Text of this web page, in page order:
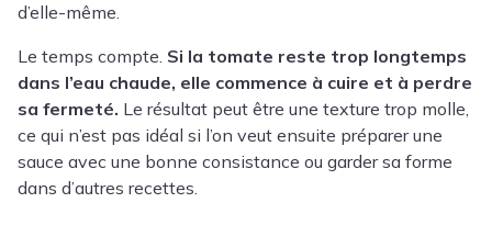
d’elle-même.
Le temps compte. Si la tomate reste trop longtemps
dans l’eau chaude, elle commence à cuire et à perdre
sa fermeté. Le résultat peut être une texture trop molle,
ce qui n’est pas idéal si l’on veut ensuite préparer une
sauce avec une bonne consistance ou garder sa forme
dans d’autres recettes.